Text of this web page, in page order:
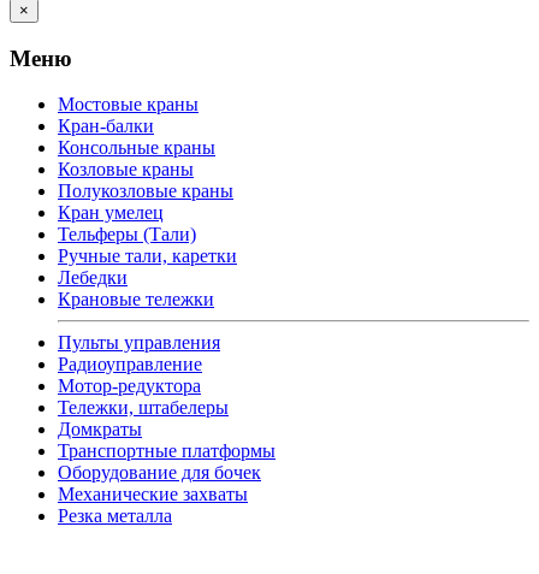
×
Меню
Мостовые краны
Кран-балки
Консольные краны
Козловые краны
Полукозловые краны
Кран умелец
Тельферы (Тали)
Ручные тали, каретки
Лебедки
Крановые тележки
Пульты управления
Радиоуправление
Мотор-редуктора
Тележки, штабелеры
Домкраты
Транспортные платформы
Оборудование для бочек
Механические захваты
Резка металла